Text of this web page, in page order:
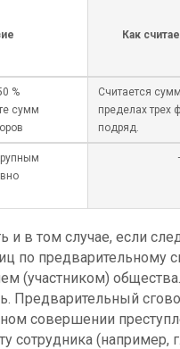
Как
%
сумм
Считается
пределах трех
подряд.
и в том случае, если
по предварительному
(участником)
Предварительный
совершении
сотрудника (например,